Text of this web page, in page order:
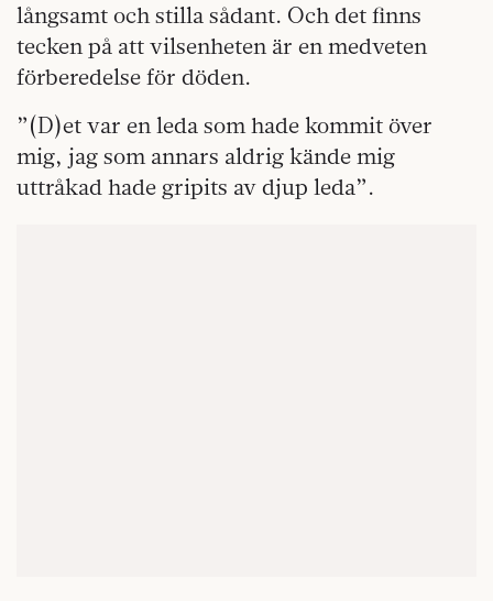
långsamt och stilla sådant. Och det finns
tecken på att vilsenheten är en medveten
förberedelse för döden.
”(D)et var en leda som hade kommit över
mig, jag som annars aldrig kände mig
uttråkad hade gripits av djup leda”.